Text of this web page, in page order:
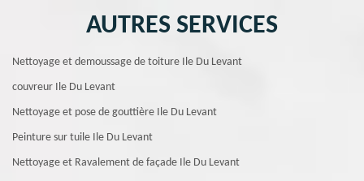
AUTRES SERVICES
Nettoyage et demoussage de toiture Ile Du Levant
couvreur Ile Du Levant
Nettoyage et pose de gouttière Ile Du Levant
Peinture sur tuile Ile Du Levant
Nettoyage et Ravalement de façade Ile Du Levant